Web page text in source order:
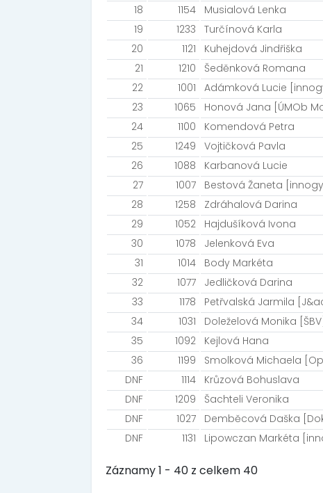
18
1154 Musialová Lenka
19
1233 Turčínová Karla
20
1121 Kuhejdová Jindřiška
21
1210 Šeděnková Romana
22
1001 Adámková Lucie
23
1065 Honová Jana [ÚMOb
24
1100 Komendová Petra
25
1249 Vojtičková Pavla
26
1088 Karbanová Lucie
27
1007 Bestová Žaneta [innogy]
28
1258 Zdráhalová Darina
29
1052 Hajdušíková Ivona
30
1078 Jelenková Eva
31
1014 Body Markéta
32
1077 Jedličková Darina
33
1178 Petřvalská Jarmila
34
1031 Doleželová Monika [ŠBV]
35
1092 Kejlová Hana
36
1199 Smolková Michaela
DNF
1114 Krůzová Bohuslava
DNF
1209 Šachteli Veronika
DNF
1027 Demběcová Daška
DNF
1131 Lipowczan Markéta
Záznamy 1 - 40 z celkem 40